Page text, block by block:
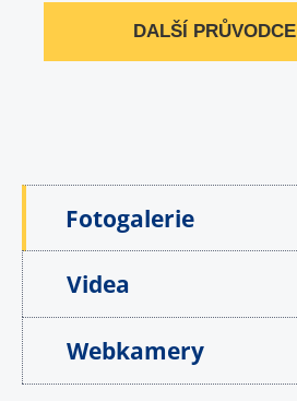
DALŠÍ PRŮVODCE
Fotogalerie
Videa
Webkamery